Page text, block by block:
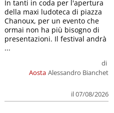
Aosta
di
Alessandro Bianchet
il 07/08/2026
In tanti in coda per l'apertura
della maxi ludoteca di piazza
Chanoux, per un evento che
ormai non ha più bisogno di
presentazioni. Il festival andrà
...